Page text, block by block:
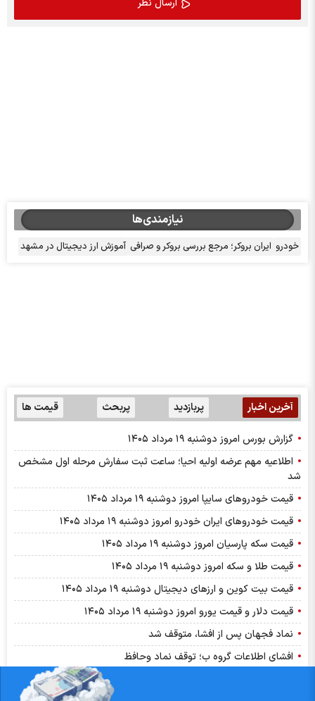
نیازمندی‌ها
خودرو ایران بروکر؛ مرجع بررسی بروکر و صرافی آموزش ارز دیجیتال در مشهد
آخرین اخبار پربازدید پربحث قیمت ها
گزارش بورس امروز دوشنبه ۱۹ مرداد ۱۴۰۵
اطلاعیه مهم عرضه اولیه احیا؛ ساعت ثبت سفارش مرحله اول مشخص
شد
قیمت خودرو‌های سایپا امروز دوشنبه ۱۹ مرداد ۱۴۰۵
قیمت خودرو‌های ایران خودرو امروز دوشنبه ۱۹ مرداد ۱۴۰۵
قیمت سکه پارسیان امروز دوشنبه ۱۹ مرداد ۱۴۰۵
قیمت طلا و سکه امروز دوشنبه ۱۹ مرداد ۱۴۰۵
قیمت بیت کوین و ارز‌های دیجیتال دوشنبه ۱۹ مرداد ۱۴۰۵
قیمت دلار و قیمت یورو امروز دوشنبه ۱۹ مرداد ۱۴۰۵
نماد فجهان پس از افشا، متوقف شد
افشای اطلاعات گروه ب؛ توقف نماد وحافظ